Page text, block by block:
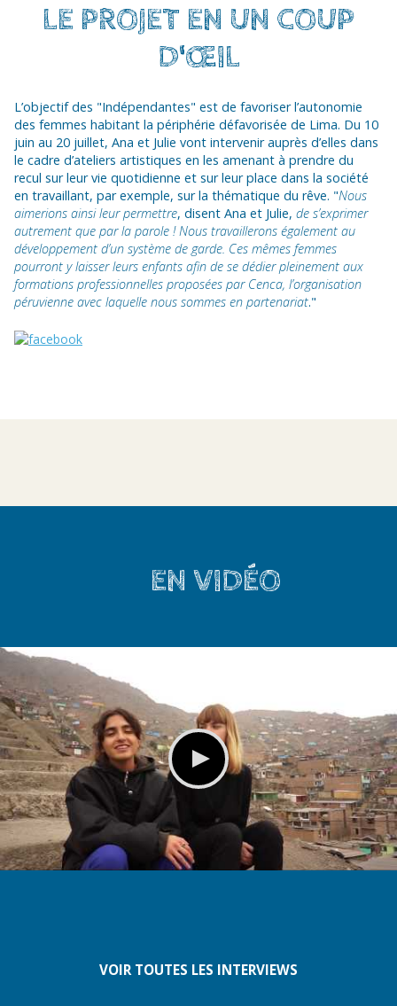
LE PROJET EN UN COUP
D'ŒIL
L’objectif des "Indépendantes" est de favoriser l’autonomie
des femmes habitant la périphérie défavorisée de Lima. Du 10
juin au 20 juillet, Ana et Julie vont intervenir auprès d’elles dans
le cadre d’ateliers artistiques en les amenant à prendre du
recul sur leur vie quotidienne et sur leur place dans la société
en travaillant, par exemple, sur la thématique du rêve. "Nous
aimerions ainsi leur permettre, disent Ana et Julie, de s’exprimer
autrement que par la parole ! Nous travaillerons également au
développement d’un système de garde. Ces mêmes femmes
pourront y laisser leurs enfants afin de se dédier pleinement aux
formations professionnelles proposées par Cenca, l’organisation
péruvienne avec laquelle nous sommes en partenariat."
EN VIDÉO
VOIR TOUTES LES INTERVIEWS